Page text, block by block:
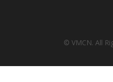
© VMCN. All